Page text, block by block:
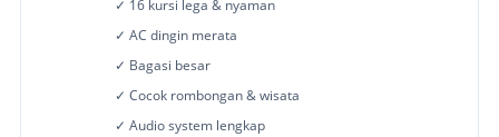
✓ 16 kursi lega & nyaman
✓ AC dingin merata
✓ Bagasi besar
✓ Cocok rombongan & wisata
✓ Audio system lengkap